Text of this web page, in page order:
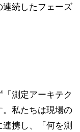
続したフェーズ
測定アーキテク
私たちは現場の
携し、「何を測